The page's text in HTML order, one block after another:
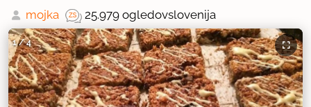
mojka 25.979 ogledovslovenija
1/4